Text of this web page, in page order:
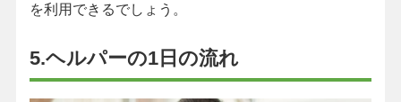
を利用できるでしょう。
5.ヘルパーの1日の流れ